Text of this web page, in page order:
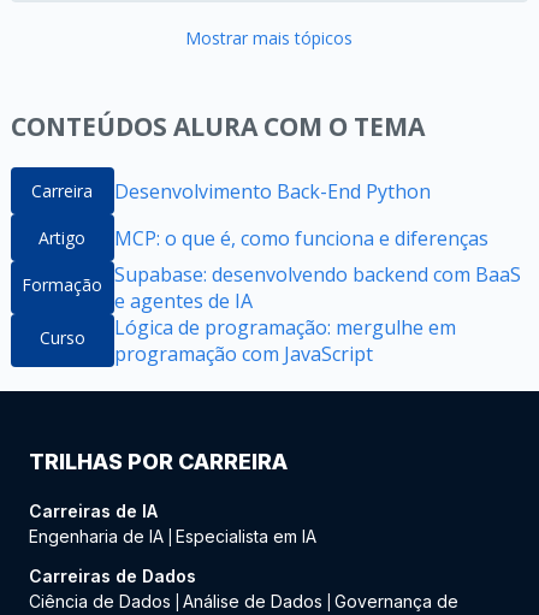
Mostrar mais tópicos
CONTEÚDOS ALURA COM O TEMA
Carreira Desenvolvimento Back-End Python
Artigo MCP: o que é, como funciona e diferenças
Formação Supabase: desenvolvendo backend com BaaS
e agentes de IA
Curso
Lógica de programação: mergulhe em
programação com JavaScript
TRILHAS POR CARREIRA
Carreiras de IA
Engenharia de IA Especialista em IA
Carreiras de Dados
Ciência de Dados
Análise de Dados
Governança de